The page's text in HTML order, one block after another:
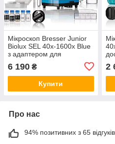
Мікроскоп Bresser Junior
Biolux SEL 40x-1600x Blue
з адаптером для
6 190 ₴
Купити
2
Про нас
94% позитивних з 65